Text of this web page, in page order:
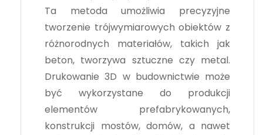
Ta metoda umożliwia precyzyjne
tworzenie trójwymiarowych obiektów z
różnorodnych materiałów, takich jak
beton, tworzywa sztuczne czy metal.
Drukowanie 3D w budownictwie może
być wykorzystane do produkcji
elementów prefabrykowanych,
konstrukcji mostów, domów, a nawet